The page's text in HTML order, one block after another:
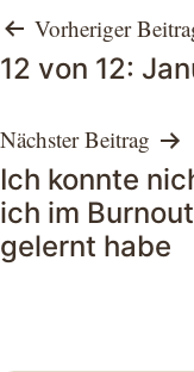
Vorheriger
12 von 12:
Nächster Beitrag
Ich konnte
ich im
gelernt habe